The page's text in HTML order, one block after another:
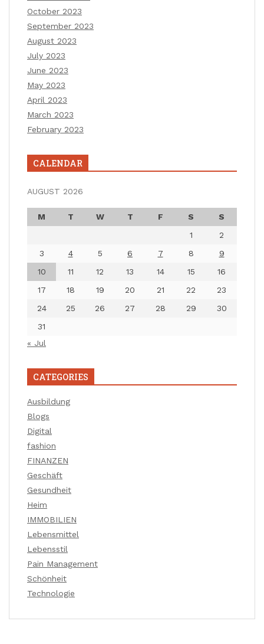
October 2023
September 2023
August 2023
July 2023
June 2023
May 2023
April 2023
March 2023
February 2023
CALENDAR
AUGUST 2026
M T W T F S
S
1
2
3
4 5 6 7 8
9
10
11 12 13 14 15
16
17
18 19 20 21 22
23
24
25 26 27 28 29
30
31
« Jul
CATEGORIES
Ausbildung
Blogs
Digital
fashion
FINANZEN
Geschäft
Gesundheit
Heim
IMMOBILIEN
Lebensmittel
Lebensstil
Pain Management
Schönheit
Technologie